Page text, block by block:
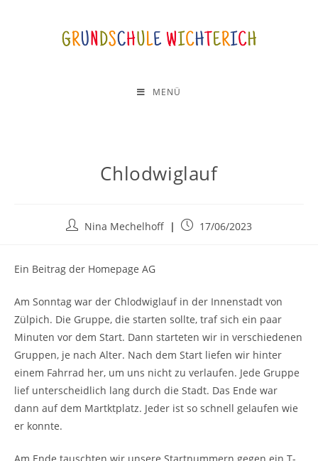
MENÜ
Chlodwiglauf
Nina Mechelhoff 17/06/2023
Ein Beitrag der Homepage AG
Am Sonntag war der Chlodwiglauf in der Innenstadt von
Zülpich. Die Gruppe, die starten sollte, traf sich ein paar
Minuten vor dem Start. Dann starteten wir in verschiedenen
Gruppen, je nach Alter. Nach dem Start liefen wir hinter
einem Fahrrad her, um uns nicht zu verlaufen. Jede Gruppe
lief unterscheidlich lang durch die Stadt. Das Ende war
dann auf dem Martktplatz. Jeder ist so schnell gelaufen wie
er konnte.